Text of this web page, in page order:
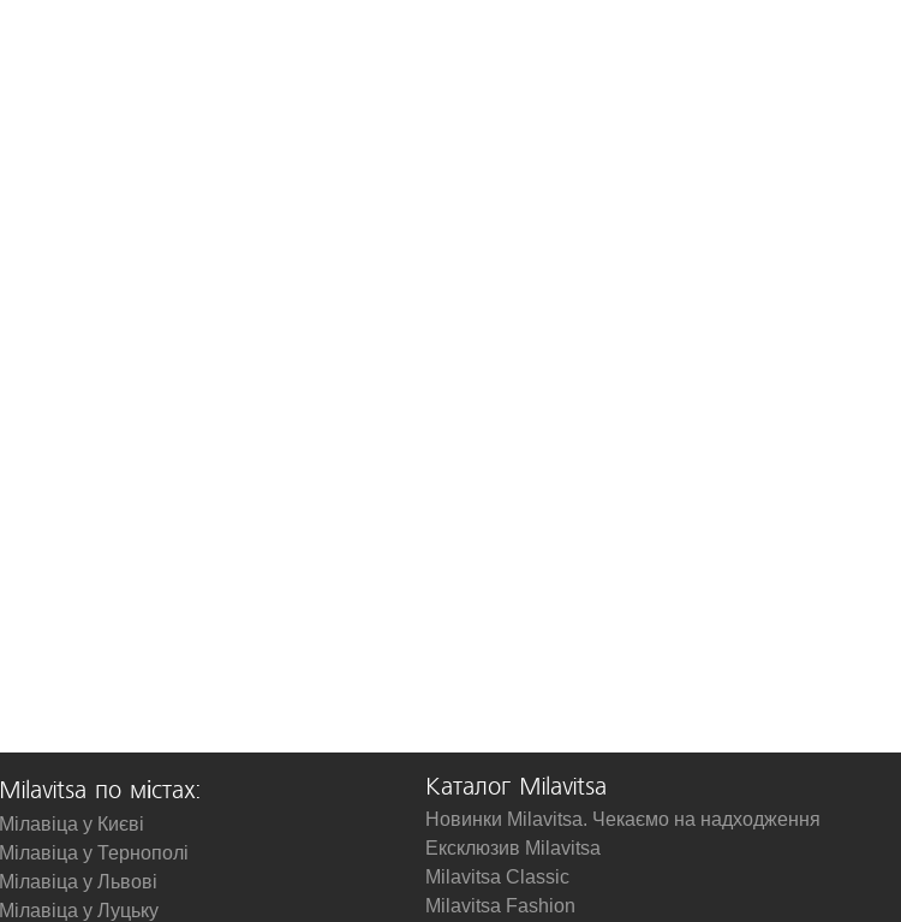
Milavitsa по містах:
Мілавіца у Києві
Мілавіца у Тернополі
Мілавіца у Львові
Мілавіца у Луцьку
Каталог Milavitsa
Новинки Milavitsa. Чекаємо на надходження
Ексклюзив Milavitsa
Milavitsa Classic
Milavitsa Fashion